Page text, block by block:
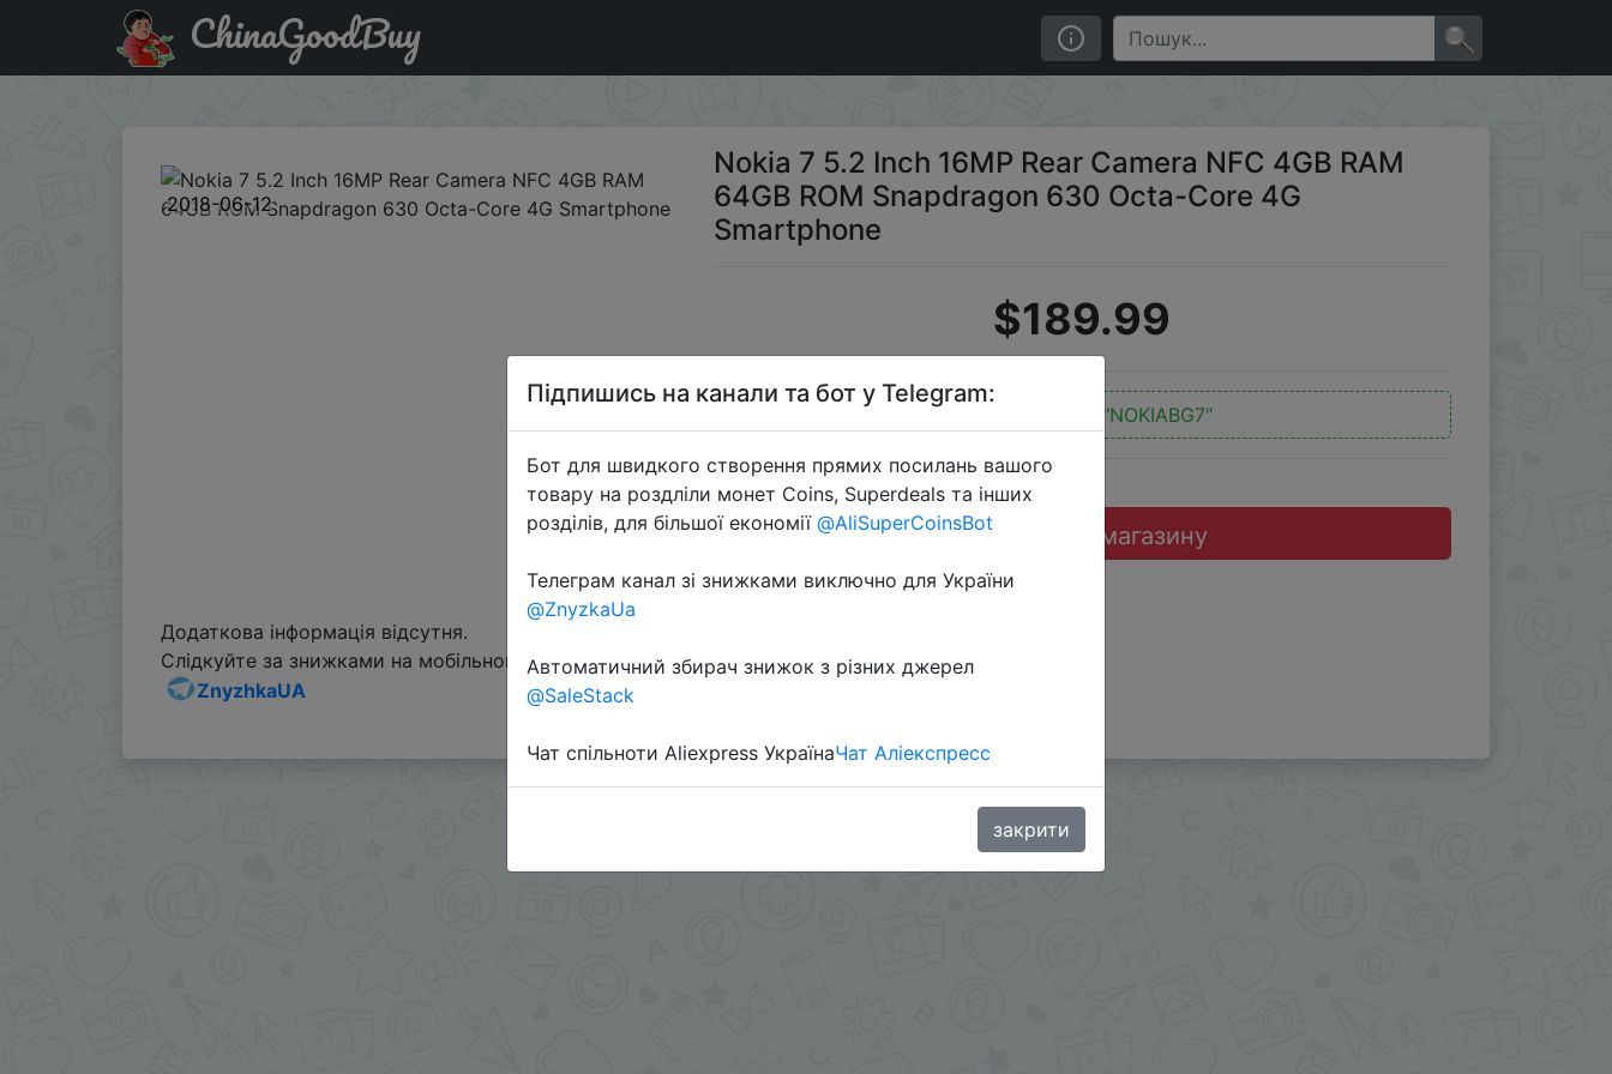
Паридбати з промокодом NOKIABG7 Nokia 7 5.2 Inch 16MP Rear Camera NFC 4GB RAM 64GB ROM Snapdragon 630 Octa-Core 4G Smartphone
ChinaGoodBuy
2018-06-12
Nokia 7 5.2 Inch 16MP Rear Camera NFC 4GB RAM
64GB ROM Snapdragon 630 Octa-Core 4G
Smartphone
$189.99
"NOKIABG7"
Перейти до магазину
Додаткова інформація відсутня.
Слідкуйте за знижками на мобільному, в телеграм каналі:
ZnyzhkaUA
Підпишись на канали та бот у Telegram:
Бот для швидкого створення прямих посилань вашого
товару на роздліли монет Coins, Superdeals та інших
розділів, для більшої економії @AliSuperCoinsBot
Телеграм канал зі знижками виключно для України
@ZnyzkaUa
Автоматичний збирач знижок з різних джерел
@SaleStack
Чат спільноти Aliexpress УкраїнаЧат Аліекспресс
закрити